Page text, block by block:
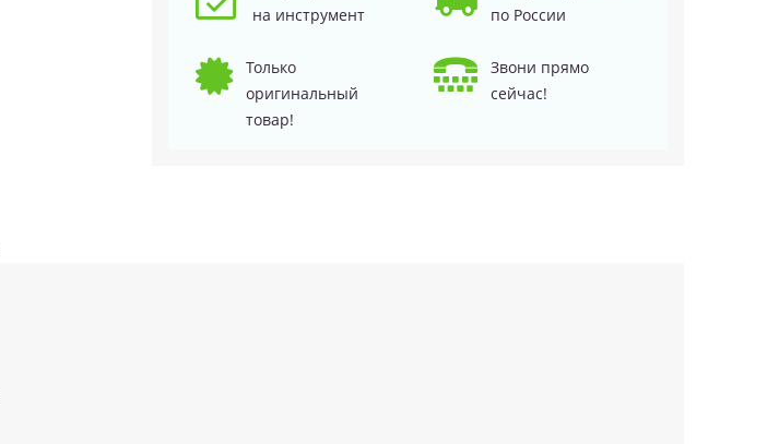
на инструмент
по России
Только
оригинальный
товар!
Звони прямо
сейчас!